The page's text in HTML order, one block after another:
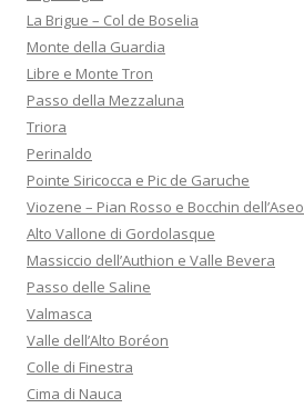
La Brigue – Col de Boselia
Monte della Guardia
Libre e Monte Tron
Passo della Mezzaluna
Triora
Perinaldo
Pointe Siricocca e Pic de Garuche
Viozene – Pian Rosso e Bocchin dell’Aseo
Alto Vallone di Gordolasque
Massiccio dell’Authion e Valle Bevera
Passo delle Saline
Valmasca
Valle dell’Alto Boréon
Colle di Finestra
Cima di Nauca